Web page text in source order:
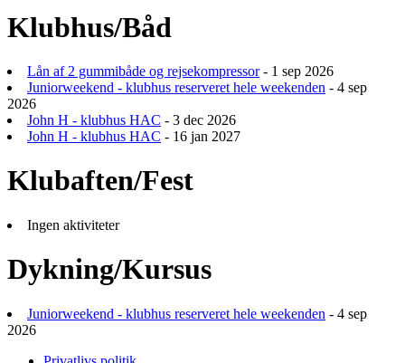
Klubhus/Båd
Lån af 2 gummibåde og rejsekompressor- 1 sep 2026
Juniorweekend - klubhus reserveret hele weekenden - 4 sep
2026
John H - klubhus HAC - 3 dec 2026
John H - klubhus HAC - 16 jan 2027
Klubaften/Fest
Ingen aktiviteter
Dykning/Kursus
Juniorweekend - klubhus reserveret hele weekenden - 4 sep
2026